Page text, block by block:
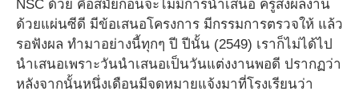
NSC ด้วย คือสมัยก่อนจะไม่มีการนำเสนอ ครูส่งผลงาน
ด้วยแผ่นซีดี มีข้อเสนอโครงการ มีกรรมการตรวจให้ แล้ว
รอฟังผล ทำมาอย่างนี้ทุกๆ ปี ปีนั้น (2549) เราก็ไม่ได้ไป
นำเสนอเพราะวันนำเสนอเป็นวันแต่งงานพอดี ปรากฏว่า
หลังจากนั้นหนึ่งเดือนมีจดหมายแจ้งมาที่โรงเรียนว่า